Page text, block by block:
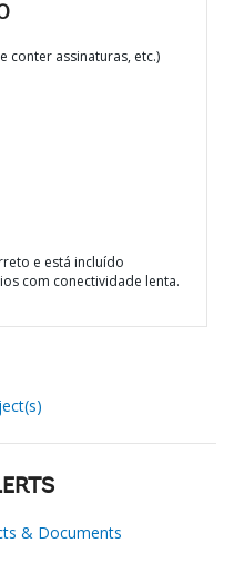
conter assinaturas, etc.)
e está incluído
com conectividade lenta.
& Documents